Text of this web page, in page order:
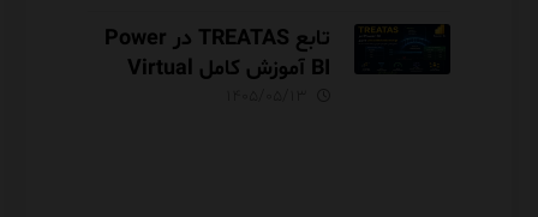
تابع TREATAS در Power
BI آموزش کامل Virtual